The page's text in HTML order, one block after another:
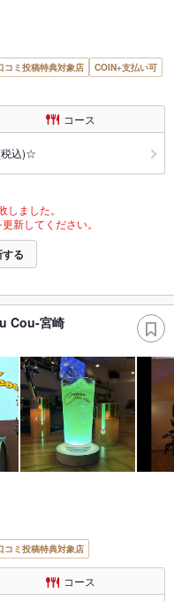
コミ投稿特典対象店
COIN+支払い可
コース
税込)☆
ました。
新してください。
る
Cou-宮崎
コミ投稿特典対象店
コース